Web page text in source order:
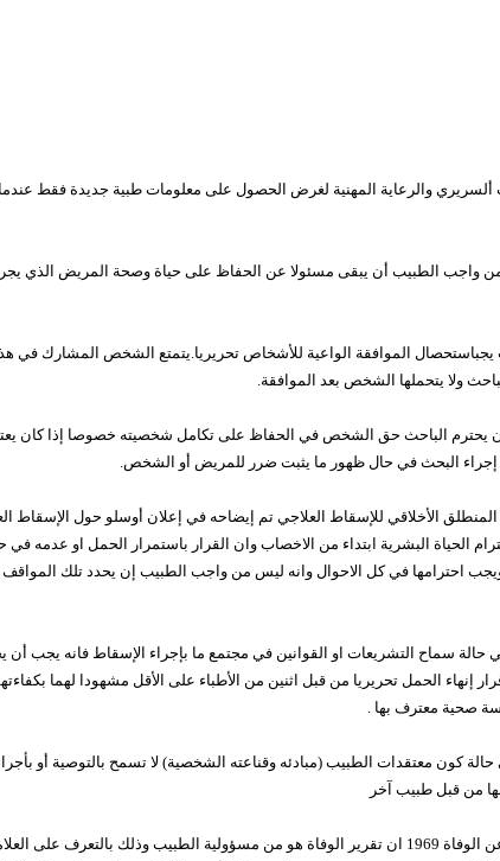
والرعاية المهنية لغرض الحصول على معلومات طبية جديدة فقط عندما
واجب الطبيب أن يبقى مسئولا عن الحفاظ على حياة وصحة المريض
يجباستحصال الموافقة الواعية للأشخاص تحريريا.يتمتع الشخص المشارك في
ولا يتحملها الشخص بعد الموافقة.
يحترم الباحث حق الشخص في الحفاظ على تكامل شخصيته خصوصا إذا كان
البحث في حال ظهور ما يثبت ضرر للمريض أو الشخص.
الحياة البشرية ابتداء من الاخصاب وان القرار باستمرار الحمل او عدمه
احترامها في كل الاحوال وانه ليس من واجب الطبيب إن يحدد تلك المواقف
أوسلو حول الإجهاض1970 ففي حالة سماح التشريعات او القوانين في مجتمع ما بإجراء الإسقاط
إنهاء الحمل تحريريا من قبل اثنين من الأطباء على الأقل مشهودا لهما
صحية معترف بها .
أوسلو حول الإجهاض1970 في حالة كون معتقدات الطبيب (مبادئه وقناعته الشخصية) لا تسمح
من قبل طبيب آخر
نص إعلان الجمعية الطبية العالمية عن الوفاة 1969 ان تقرير الوفاة هو من مسؤولية